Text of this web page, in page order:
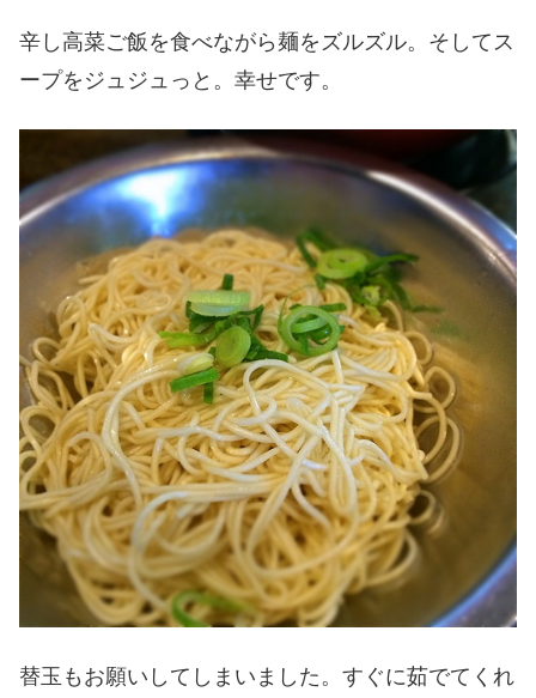
辛し高菜ご飯を食べながら麺をズルズル。そしてス
ープをジュジュっと。幸せです。
替玉もお願いしてしまいました。すぐに茹でてくれ